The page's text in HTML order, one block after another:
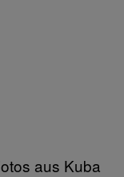
aus Kuba